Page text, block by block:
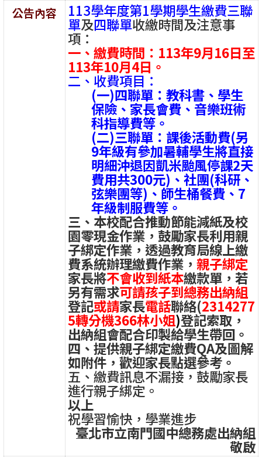
公告內容
113學年度第1學期學生繳費三聯
單及四聯單收繳時間及注意事
項：
一、繳費時間： 113年9月16日至
113年10月4日。
二、收費項目：
(一)四聯單：教科書、學生
保險、家長會費、音樂班術
科指導費等。
(二)三聯單：課後活動費(另
9年級有參加暑輔學生將直接
明細沖退因凱米颱風停課2天
費用共300元)、社團(科研、
弦樂團等)、師生桶餐費、7
年級制服費等。
三、本校配合推動節能減紙及校
園零現金作業，鼓勵家長利用親
子綁定作業，透過教育局線上繳
費系統辦理繳費作業，親子綁定
家長將不會收到紙本繳款單，若
另有需求可請孩子到總務出納組
登記或請家長電話聯絡(2314277
5轉分機366林小姐)登記索取，
出納組會配合印製給學生帶回。
四、提供親子綁定繳費QA及圖解
如附件，歡迎家長點選參考。
五、繳費訊息不漏接，鼓勵家長
進行親子綁定。
以上
祝學習愉快，學業進步
臺北市立南門國中總務處出納組
敬啟